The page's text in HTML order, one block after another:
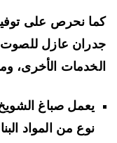
نحرص على توفير
عازل للصوت،
الأخرى، ومنها:
يعمل صباغ الشويخ
نوع من المواد